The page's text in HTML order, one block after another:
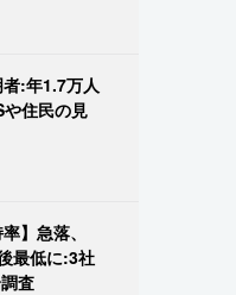
:年1.7万人
住民の見
】急落、
最低に:3社
査